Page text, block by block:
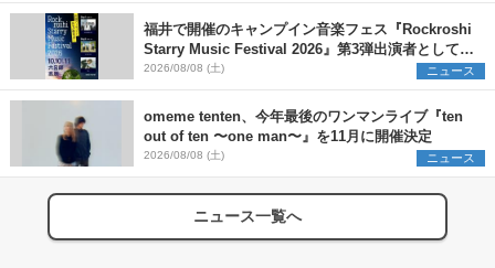
福井で開催のキャンプイン音楽フェス『Rockroshi
Starry Music Festival 2026』第3弾出演者として
SCOOBIE DO、かりゆし58、Reiを発表
2026/08/08 (土) ニュース
omeme tenten、今年最後のワンマンライブ『ten
out of ten 〜one man〜』を11月に開催決定
2026/08/08 (土) ニュース
ニュース一覧へ